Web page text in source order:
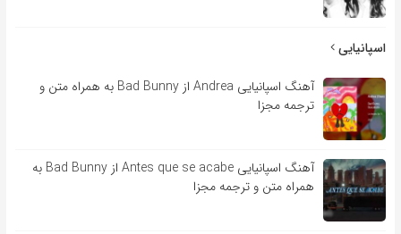
اسپانیایی
آهنگ اسپانیایی Andrea از Bad Bunny به همراه متن و
ترجمه مجزا
آهنگ اسپانیایی Antes que se acabe از Bad Bunny به
همراه متن و ترجمه مجزا